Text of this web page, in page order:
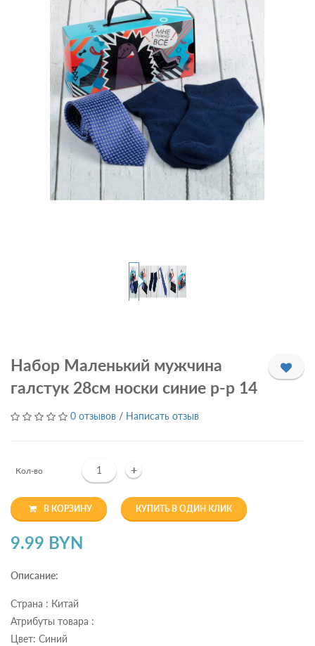
Набор Маленький мужчина
галстук 28см носки синие р-р 14
0 отзывов / Написать отзыв
Кол-во +
В КОРЗИНУ КУПИТЬ В ОДИН КЛИК
9.99 BYN
Описание:
Страна : Китай
Атрибуты товара :
Цвет: Синий